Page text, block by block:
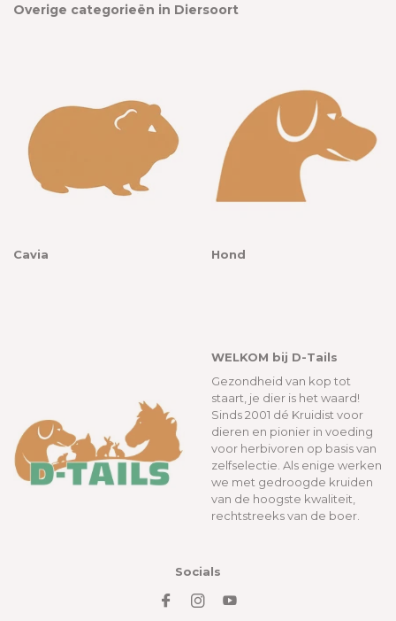
Overige categorieën in Diersoort
Cavia Hond
WELKOM bij D-Tails
Gezondheid van kop tot
staart, je dier is het waard!
Sinds 2001 dé Kruidist voor
dieren en pionier in voeding
voor herbivoren op basis van
zelfselectie. Als enige werken
we met gedroogde kruiden
van de hoogste kwaliteit,
rechtstreeks van de boer.
Socials